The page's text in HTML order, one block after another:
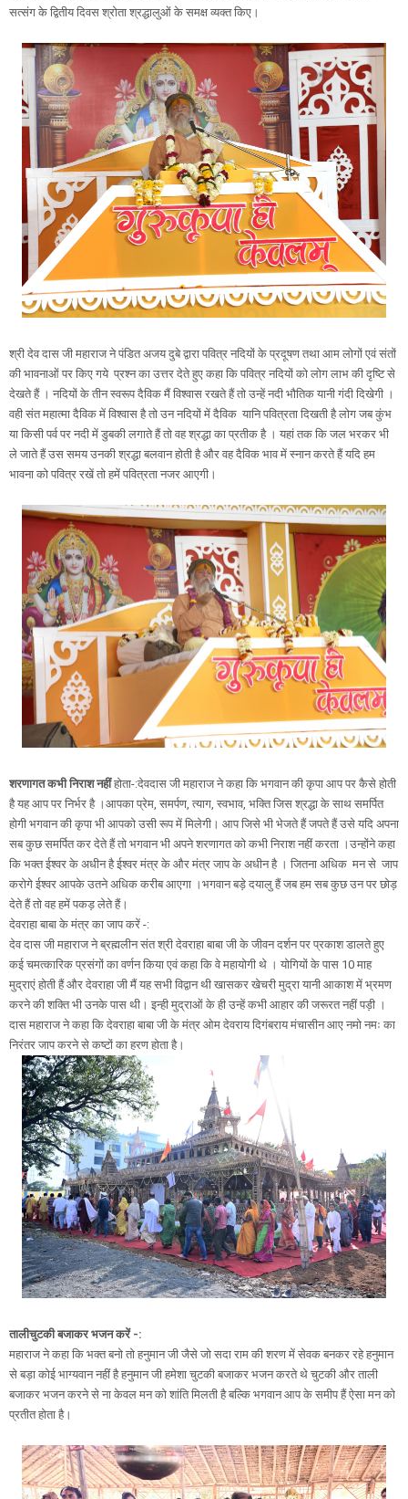
सत्संग के द्वितीय दिवस श्रोता श्रद्धालुओं के समक्ष व्यक्त किए।
श्री देव दास जी महाराज ने पंडित अजय दुबे द्वारा पवित्र नदियों के प्रदूषण तथा आम लोगों एवं संतों
की भावनाओं पर किए गये प्रश्न का उत्तर देते हुए कहा कि पवित्र नदियों को लोग लाभ की दृष्टि से
देखते हैं । नदियों के तीन स्वरूप दैविक मैं विश्वास रखते हैं तो उन्हें नदी भौतिक यानी गंदी दिखेगी ।
वही संत महात्मा दैविक में विश्वास है तो उन नदियों में दैविक यानि पवित्रता दिखती है लोग जब कुंभ
या किसी पर्व पर नदी में डुबकी लगाते हैं तो वह श्रद्धा का प्रतीक है । यहां तक कि जल भरकर भी
ले जाते हैं उस समय उनकी श्रद्धा बलवान होती है और वह दैविक भाव में स्नान करते हैं यदि हम
भावना को पवित्र रखें तो हमें पवित्रता नजर आएगी।
शरणागत कभी निराश नहींहोता-:देवदास जी महाराज ने कहा कि भगवान की कृपा आप पर कैसे होती
है यह आप पर निर्भर है ।आपका प्रेम, समर्पण, त्याग, स्वभाव, भक्ति जिस श्रद्धा के साथ समर्पित
होगी भगवान की कृपा भी आपको उसी रूप में मिलेगी। आप जिसे भी भेजते हैं जपते हैं उसे यदि अपना
सब कुछ समर्पित कर देते हैं तो भगवान भी अपने शरणागत को कभी निराश नहीं करता ।उन्होंने कहा
कि भक्त ईश्वर के अधीन है ईश्वर मंत्र के और मंत्र जाप के अधीन है । जितना अधिक मन से जाप
करोगे ईश्वर आपके उतने अधिक करीब आएगा ।भगवान बड़े दयालु हैं जब हम सब कुछ उन पर छोड़
देते हैं तो वह हमें पकड़ लेते हैं।
देवराहा बाबा के मंत्र का जाप करें -:
देव दास जी महाराज ने ब्रह्मलीन संत श्री देवराहा बाबा जी के जीवन दर्शन पर प्रकाश डालते हुए
कई चमत्कारिक प्रसंगों का वर्णन किया एवं कहा कि वे महायोगी थे । योगियों के पास 10 माह
मुद्राएं होती हैं और देवराहा जी मैं यह सभी विद्वान थी खासकर खेचरी मुद्रा यानी आकाश में भ्रमण
करने की शक्ति भी उनके पास थी। इन्ही मुद्राओं के ही उन्हें कभी आहार की जरूरत नहीं पड़ी ।
दास महाराज ने कहा कि देवराहा बाबा जी के मंत्र ओम देवराय दिगंबराय मंचासीन आए नमो नमः का
निरंतर जाप करने से कष्टों का हरण होता है।
तालीचुटकी बजाकर भजन करें -:
महाराज ने कहा कि भक्त बनो तो हनुमान जी जैसे जो सदा राम की शरण में सेवक बनकर रहे हनुमान
से बड़ा कोई भाग्यवान नहीं है हनुमान जी हमेशा चुटकी बजाकर भजन करते थे चुटकी और ताली
बजाकर भजन करने से ना केवल मन को शांति मिलती है बल्कि भगवान आप के समीप हैं ऐसा मन को
प्रतीत होता है।